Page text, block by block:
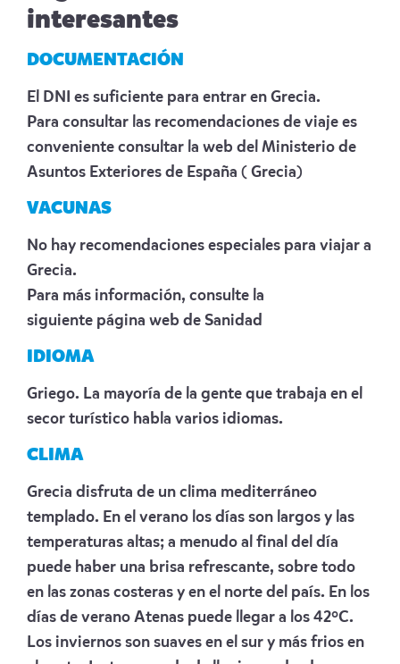
interesantes
DOCUMENTACIÓN
El DNI es suficiente para entrar en Grecia.
Para consultar las recomendaciones de viaje es
conveniente consultar la web del Ministerio de
Asuntos Exteriores de España ( Grecia)
VACUNAS
No hay recomendaciones especiales para viajar a
Grecia.
Para más información, consulte la
siguiente página web de Sanidad
IDIOMA
Griego. La mayoría de la gente que trabaja en el
secor turístico habla varios idiomas.
CLIMA
Grecia disfruta de un clima mediterráneo
templado. En el verano los días son largos y las
temperaturas altas; a menudo al final del día
puede haber una brisa refrescante, sobre todo
en las zonas costeras y en el norte del país. En los
días de verano Atenas puede llegar a los 42ºC.
Los inviernos son suaves en el sur y más frios en